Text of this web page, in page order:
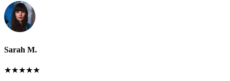
Sarah M.
★★★★★